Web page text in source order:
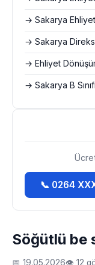
Söğütlü be
📅 19.05.2026👁 12
→ Sakarya
→ Sakarya
→ Ehliyet
→ Sakarya B
📞 0264